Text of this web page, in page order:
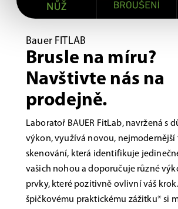
Bauer FITLAB
Brusle na míru?
Navštivte nás na
prodejně.
Laboratoř BAUER FitLab, navržená s
výkon, využívá novou,
skenování, která identifikuje
vašich nohou a doporučuje různé
prvky, které pozitivně ovlivní váš
špičkovému praktickému zážitku* si